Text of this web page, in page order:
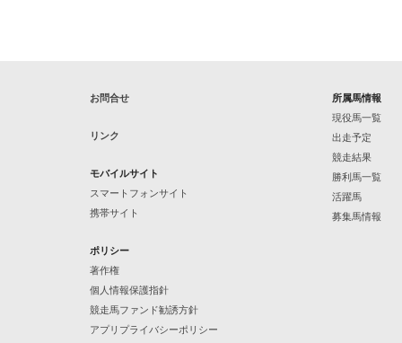
お問合せ
リンク
モバイルサイト
スマートフォンサイト
携帯サイト
ポリシー
著作権
個人情報保護指針
競走馬ファンド勧誘方針
アプリプライバシーポリシー
所属馬情報
現役馬一覧
出走予定
競走結果
勝利馬一覧
活躍馬
募集馬情報